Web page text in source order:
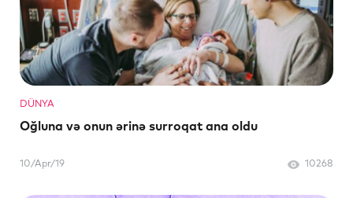
DÜNYA
Oğluna və onun ərinə surroqat ana oldu
10/Apr/19 10268